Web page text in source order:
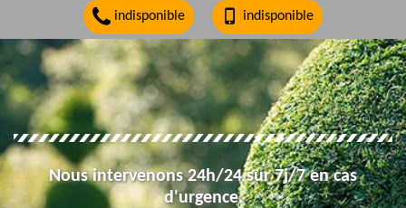
indisponible indisponible
Nous intervenons 24h/24 sur 7j/7 en cas
d'urgence.